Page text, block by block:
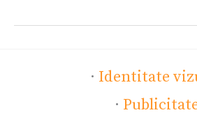
· Identitate
·